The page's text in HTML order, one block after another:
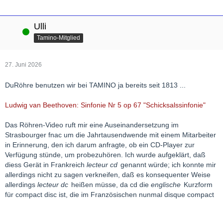
Online Ulli
Tamino-Mitglied
27. Juni 2026
DuRöhre benutzen wir bei TAMINO ja bereits seit 1813 ...
Ludwig van Beethoven: Sinfonie Nr 5 op 67 "Schicksalssinfonie"
Das Röhren-Video ruft mir eine Auseinandersetzung im
Strasbourger fnac um die Jahrtausendwende mit einem Mitarbeiter
in Erinnerung, den ich darum anfragte, ob ein CD-Player zur
Verfügung stünde, um probezuhören. Ich wurde aufgeklärt, daß
diess Gerät in Frankreich lecteur cd genannt würde; ich konnte mir
allerdings nicht zu sagen verkneifen, daß es konsequenter Weise
allerdings lecteur dc heißen müsse, da cd die englische Kurzform
für compact disc ist, die im Französischen nunmal disque compact